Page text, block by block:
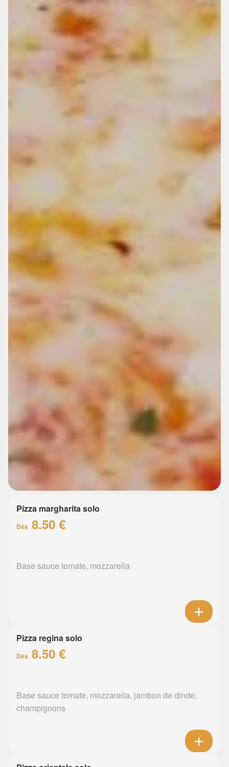
Pizza margharita solo
Dès 8.50 €
Base sauce tomate, mozzarella
Pizza regina solo
Dès 8.50 €
Base sauce tomate, mozzarella, jambon de dinde,
champignons